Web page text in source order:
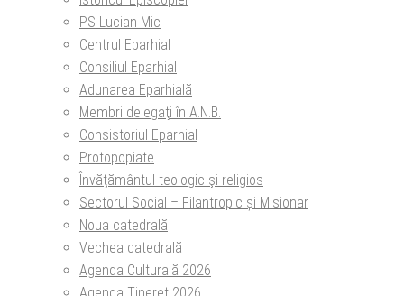
PS Lucian Mic
Centrul Eparhial
Consiliul Eparhial
Adunarea Eparhială
Membri delegaţi în A.N.B.
Consistoriul Eparhial
Protopopiate
Învăţământul teologic şi religios
Sectorul Social – Filantropic și Misionar
Noua catedrală
Vechea catedrală
Agenda Culturală 2026